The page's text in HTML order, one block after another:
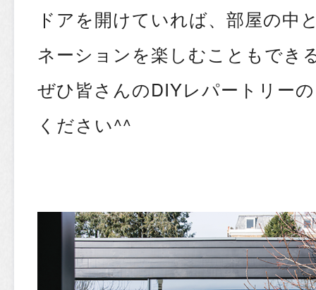
ドアを開けていれば、部屋の中
ネーションを楽しむこともでき
ぜひ皆さんのDIYレパートリー
ください^^